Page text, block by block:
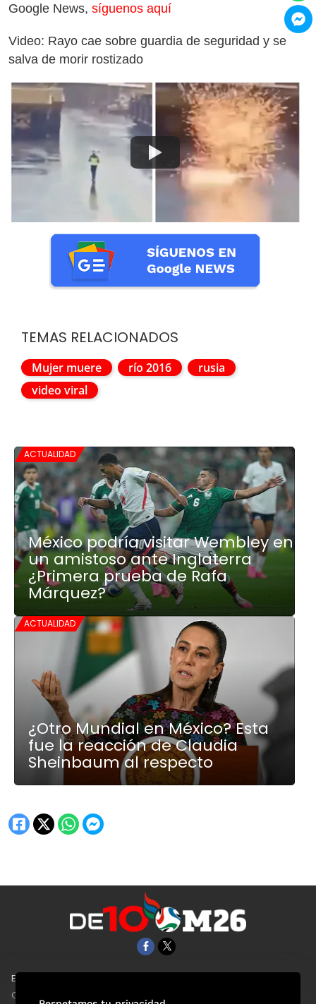
Google News, síguenos aquí
Video: Rayo cae sobre guardia de seguridad y se
salva de morir rostizado
TEMAS RELACIONADOS
Mujer muere río 2016
rusia
video viral
ACTUALIDAD
México podría visitar Wembley en
un amistoso ante Inglaterra
¿Primera prueba de Rafa
Márquez?
ACTUALIDAD
¿Otro Mundial en México? Esta
fue la reacción de Claudia
Sheinbaum al respecto
EL UNIVERSAL
Clase